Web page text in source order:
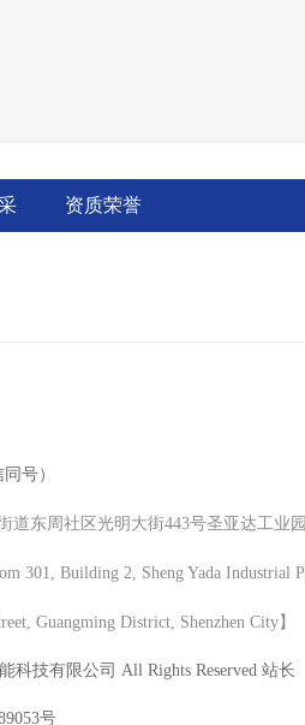
资质荣誉
号）
道东周社区光明大街443号圣亚达工业园
301, Building 2, Sheng Yada Industrial P
Guangming District, Shenzhen City】
科技有限公司 All Rights Reserved 站长
号